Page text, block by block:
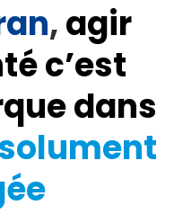
,agir
c’est
dans